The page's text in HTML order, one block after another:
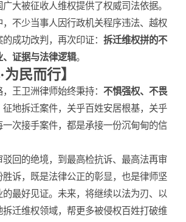
大被征收人维权提供了权威司法依据。
不少当事人因行政机关程序违法、越权
成功改判，再次印证： 拆迁维权拼的不
证据与法律逻辑。
为民而行】
王卫洲律师始终秉持： 不惧强权、不畏
征地拆迁案件，关乎百姓安居根基，关乎
次接手案件，都是承接一份沉甸甸的信
驳回的绝境，到最高检抗诉、最高法再审
胜诉，既是法律公正的彰显，也是律师坚
的最好见证。未来，将继续以法为刃、以
拆迁维权领域，帮更多被侵权百姓打破维